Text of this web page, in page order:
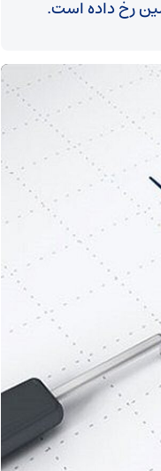
با وجود تحریم‌ها به